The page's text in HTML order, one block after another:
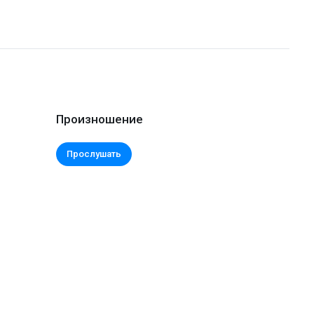
Произношение
Прослушать